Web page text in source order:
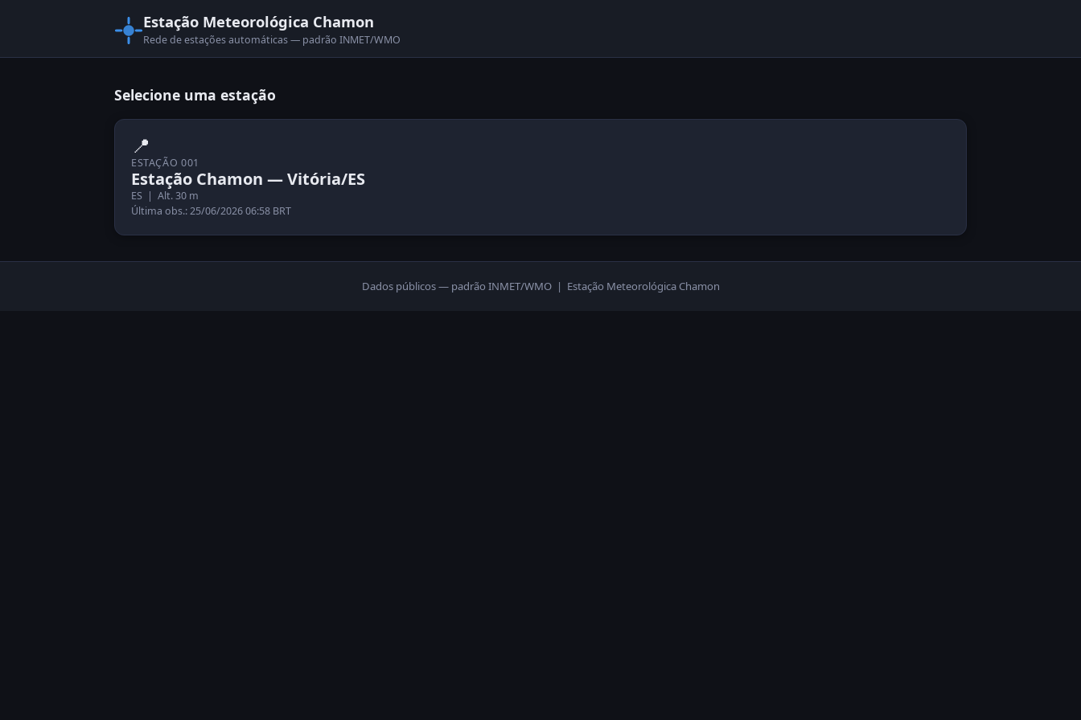
Estação Meteorológica Chamon
Rede de estações automáticas — padrão INMET/WMO
Selecione uma estação
📍
ESTAÇÃO 001
Estação Chamon — Vitória/ES
ES | Alt. 30 m
Última obs.: 25/06/2026 06:58 BRT
Dados públicos — padrão INMET/WMO | Estação Meteorológica Chamon